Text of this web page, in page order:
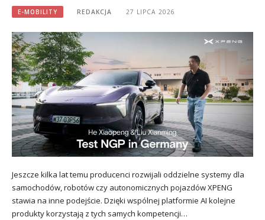
E-MOBILITY REDAKCJA 27 LIPCA 2026
Jeszcze kilka lat temu producenci rozwijali oddzielne systemy dla
samochodów, robotów czy autonomicznych pojazdów XPENG
stawia na inne podejście. Dzięki wspólnej platformie AI kolejne
produkty korzystają z tych samych kompetencji…